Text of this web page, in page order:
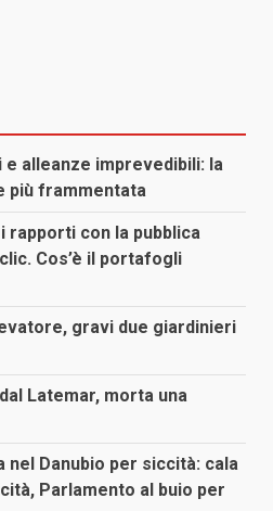
alleanze imprevedibili: la
più frammentata
rapporti con la pubblica
Cos’è il portafogli
gravi due giardinieri
Latemar, morta una
nel Danubio per siccità: cala
Parlamento al buio per